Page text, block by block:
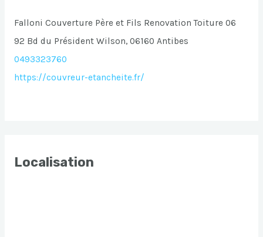
Falloni Couverture Père et Fils Renovation Toiture 06
92 Bd du Président Wilson, 06160 Antibes
0493323760
https://couvreur-etancheite.fr/
Localisation